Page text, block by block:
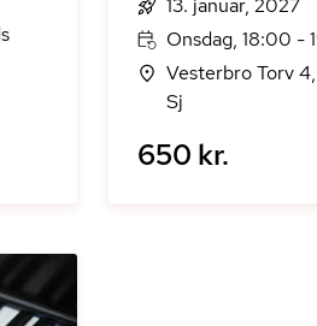
13. januar, 2027
Onsdag, 18:00 -
Vesterbro Torv
Sj
650 kr.